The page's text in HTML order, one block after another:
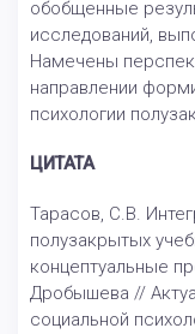
обобщенные
исследований,
Намечены
направлении
психологии
ЦИТАТА
Тарасов, С.В.
полузакрытых
концептуальные
Дробышева //
социальной